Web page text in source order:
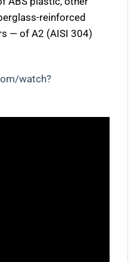
reinforced
— of A2 (AISI 304)
watch?